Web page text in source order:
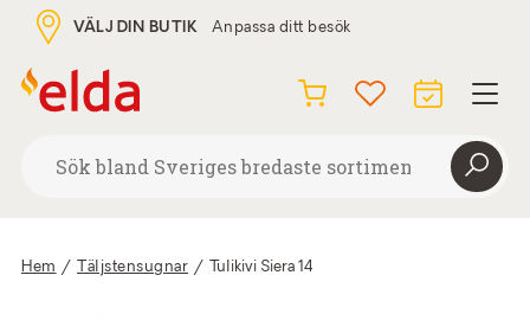
VÄLJ DIN BUTIK Anpassa ditt besök
Hem / Täljstensugnar / Tulikivi Siera 14